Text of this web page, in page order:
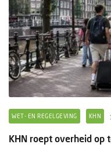
WET- EN REGELGEVING KHN
KHN roept overheid